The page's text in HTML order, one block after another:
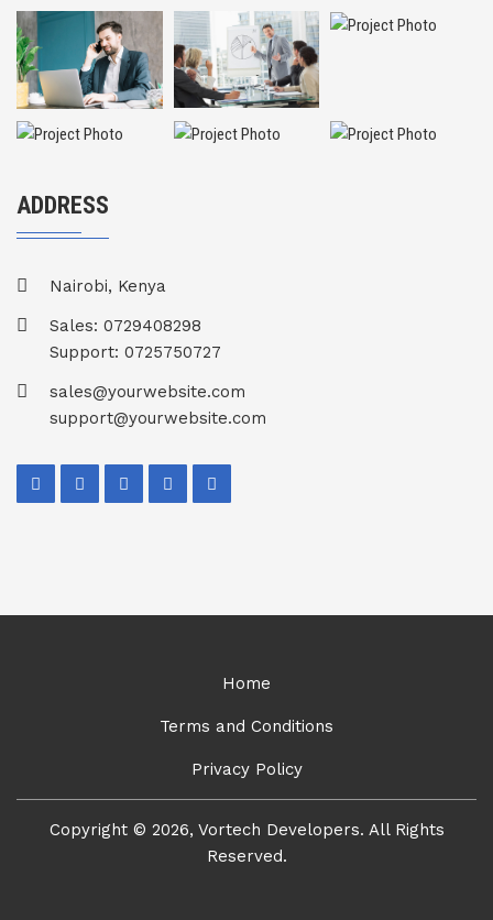
ADDRESS
Nairobi, Kenya
Sales: 0729408298
Support: 0725750727
sales@yourwebsite.com
support@yourwebsite.com
Home
Terms and Conditions
Privacy Policy
Copyright © 2026, Vortech Developers. All Rights
Reserved.